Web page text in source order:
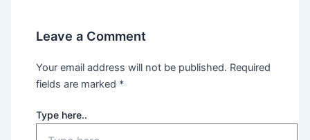
Leave a Comment
Your email address will not be published. Required
fields are marked *
Type here..